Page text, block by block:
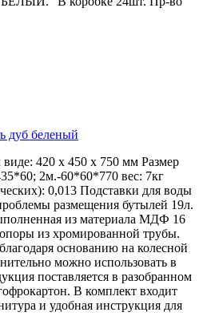
дуб беленый
420 х 450 х 750 мм Размер
2м.-60*60*770 вес: 7кг
0,013 Подставки для воды
размещения бутылей 19л.
из материала МДФ 16
из хромированной трубы.
основанию на колесной
можно использовать в
поставляется в разобранном
В комплект входит
и удобная инструкция для